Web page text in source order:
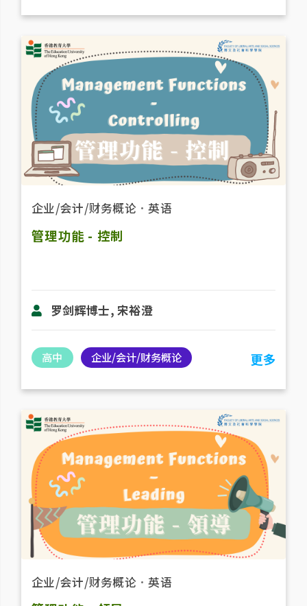
企业/会计/财务概论 ．英语
管理功能 - 控制
罗剑辉博士, 宋裕澄
高中 企业/会计/财务概论 更多
企业/会计/财务概论 ．英语